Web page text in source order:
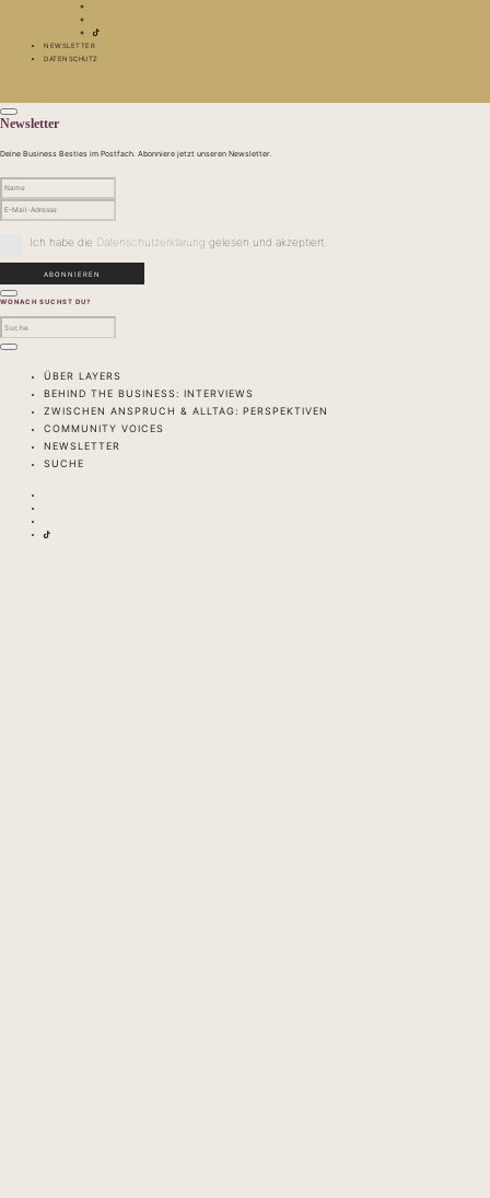
NEWSLETTER
DATENSCHUTZ
Newsletter
Deine Business Besties im Postfach. Abonniere jetzt unseren Newsletter.
Ich habe die Datenschutzerklärung gelesen und akzeptiert.
WONACH SUCHST DU?
ÜBER LAYERS
BEHIND THE BUSINESS: INTERVIEWS
ZWISCHEN ANSPRUCH & ALLTAG: PERSPEKTIVEN
COMMUNITY VOICES
NEWSLETTER
SUCHE